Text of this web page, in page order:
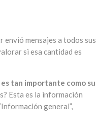
envió mensajes a todos sus
si esa cantidad es
tan importante como su
Esta es la información
general”,